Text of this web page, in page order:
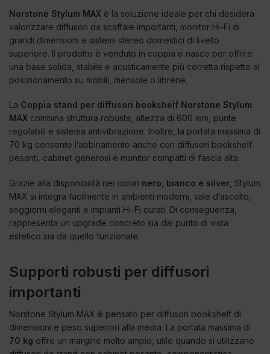
Norstone Stylum MAX è la soluzione ideale per chi desidera
valorizzare diffusori da scaffale importanti, monitor Hi-Fi di
grandi dimensioni e sistemi stereo domestici di livello
superiore. Il prodotto è venduto in coppia e nasce per offrire
una base solida, stabile e acusticamente più corretta rispetto al
posizionamento su mobili, mensole o librerie.
La Coppia stand per diffusori bookshelf Norstone Stylum
MAX combina struttura robusta, altezza di 600 mm, punte
regolabili e sistema antivibrazione. Inoltre, la portata massima di
70 kg consente l’abbinamento anche con diffusori bookshelf
pesanti, cabinet generosi e monitor compatti di fascia alta.
Grazie alla disponibilità nei colori nero, bianco e silver , Stylum
MAX si integra facilmente in ambienti moderni, sale d’ascolto,
soggiorni eleganti e impianti Hi-Fi curati. Di conseguenza,
rappresenta un upgrade concreto sia dal punto di vista
estetico sia da quello funzionale.
Supporti robusti per diffusori
importanti
Norstone Stylum MAX è pensato per diffusori bookshelf di
dimensioni e peso superiori alla media. La portata massima di
70 kg offre un margine molto ampio, utile quando si utilizzano